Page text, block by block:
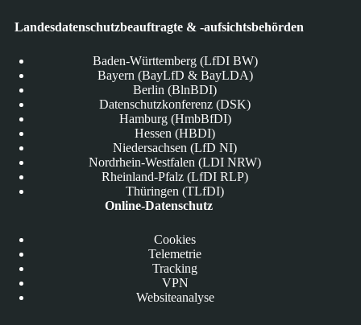
Landesdatenschutzbeauftragte & -aufsichtsbehörden
Baden-Württemberg (LfDI BW)
Bayern (BayLfD & BayLDA)
Berlin (BlnBDI)
Datenschutzkonferenz (DSK)
Hamburg (HmbBfDI)
Hessen (HBDI)
Niedersachsen (LfD NI)
Nordrhein-Westfalen (LDI NRW)
Rheinland-Pfalz (LfDI RLP)
Thüringen (TLfDI)
Online-Datenschutz
Cookies
Telemetrie
Tracking
VPN
Websiteanalyse